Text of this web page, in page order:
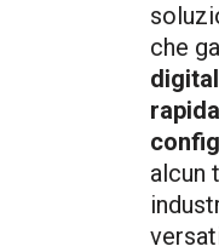
che
alcun